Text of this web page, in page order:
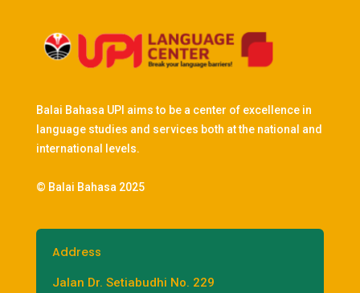
Balai Bahasa UPI aims to be a center of excellence in
language studies and services both at the national and
international levels.
© Balai Bahasa 2025
Address
Jalan Dr. Setiabudhi No. 229